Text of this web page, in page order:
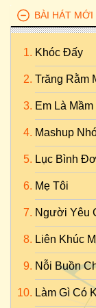
BÀI HÁT MỚI
Khóc Đấy
Trăng Rằm
Em Là
Mashup
Lục Bình
Mẹ Tôi
Người Yêu
Liên Khúc
Nỗi Buồn
Làm Gì Có